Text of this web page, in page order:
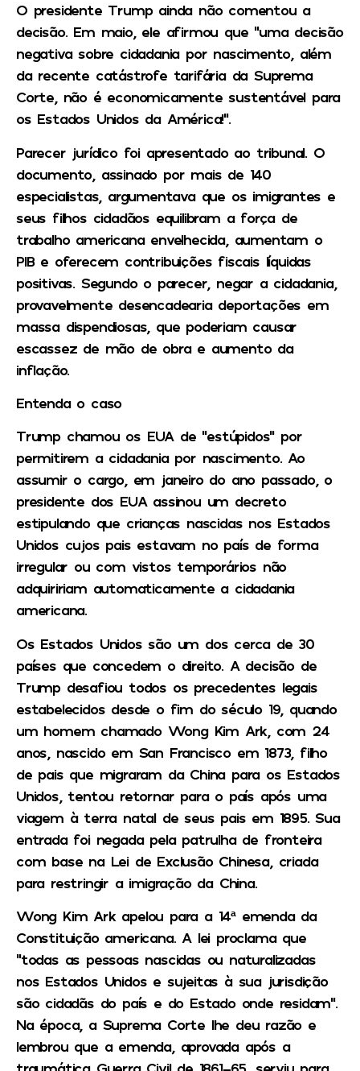
O presidente Trump ainda não comentou a
decisão. Em maio, ele afirmou que “uma decisão
negativa sobre cidadania por nascimento, além
da recente catástrofe tarifária da Suprema
Corte, não é economicamente sustentável para
os Estados Unidos da América!”.
Parecer jurídico foi apresentado ao tribunal. O
documento, assinado por mais de 140
especialistas, argumentava que os imigrantes e
seus filhos cidadãos equilibram a força de
trabalho americana envelhecida, aumentam o
PIB e oferecem contribuições fiscais líquidas
positivas. Segundo o parecer, negar a cidadania,
provavelmente desencadearia deportações em
massa dispendiosas, que poderiam causar
escassez de mão de obra e aumento da
inflação.
Entenda o caso
Trump chamou os EUA de “estúpidos” por
permitirem a cidadania por nascimento. Ao
assumir o cargo, em janeiro do ano passado, o
presidente dos EUA assinou um decreto
estipulando que crianças nascidas nos Estados
Unidos cujos pais estavam no país de forma
irregular ou com vistos temporários não
adquiririam automaticamente a cidadania
americana.
Os Estados Unidos são um dos cerca de 30
países que concedem o direito. A decisão de
Trump desafiou todos os precedentes legais
estabelecidos desde o fim do século 19, quando
um homem chamado Wong Kim Ark, com 24
anos, nascido em San Francisco em 1873, filho
de pais que migraram da China para os Estados
Unidos, tentou retornar para o país após uma
viagem à terra natal de seus pais em 1895. Sua
entrada foi negada pela patrulha de fronteira
com base na Lei de Exclusão Chinesa, criada
para restringir a imigração da China.
Wong Kim Ark apelou para a 14ª emenda da
Constituição americana. A lei proclama que
“todas as pessoas nascidas ou naturalizadas
nos Estados Unidos e sujeitas à sua jurisdição
são cidadãs do país e do Estado onde residam”.
Na época, a Suprema Corte lhe deu razão e
lembrou que a emenda, aprovada após a